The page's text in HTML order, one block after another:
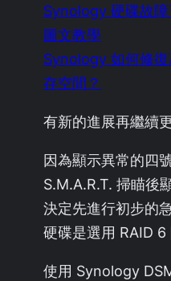
Synology 硬碟故
圖文教學
Synology 如何修
存空間？
有新的進展再繼續
因為顯示異常的四
S.M.A.R.T. 掃瞄後
決定先進行初步的
硬碟是選用 RAID 6
使用 Synology